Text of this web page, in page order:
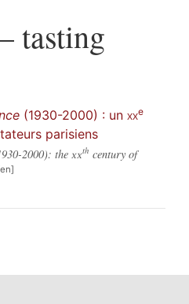
tasting
(1930-2000) : un xxe
parisiens
2000): the xxth century of